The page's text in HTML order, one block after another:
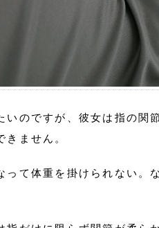
いのですが、彼女は指の関
ません。
って体重を掛けられない。